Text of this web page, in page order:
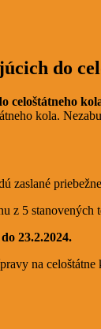
do
celoštátneho
kola.
zaslané
z 5 stanovených
23.2.2024.
na celoštátne